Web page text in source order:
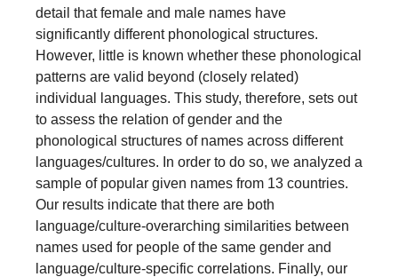
detail that female and male names have
significantly different phonological structures.
However, little is known whether these phonological
patterns are valid beyond (closely related)
individual languages. This study, therefore, sets out
to assess the relation of gender and the
phonological structures of names across different
languages/cultures. In order to do so, we analyzed a
sample of popular given names from 13 countries.
Our results indicate that there are both
language/culture-overarching similarities between
names used for people of the same gender and
language/culture-specific correlations. Finally, our